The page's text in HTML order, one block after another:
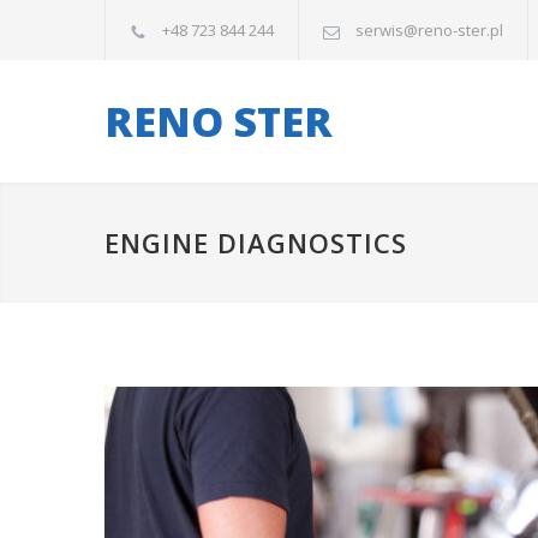
+48 723 844 244 serwis@reno-ster.pl
RENO STER
ENGINE DIAGNOSTICS